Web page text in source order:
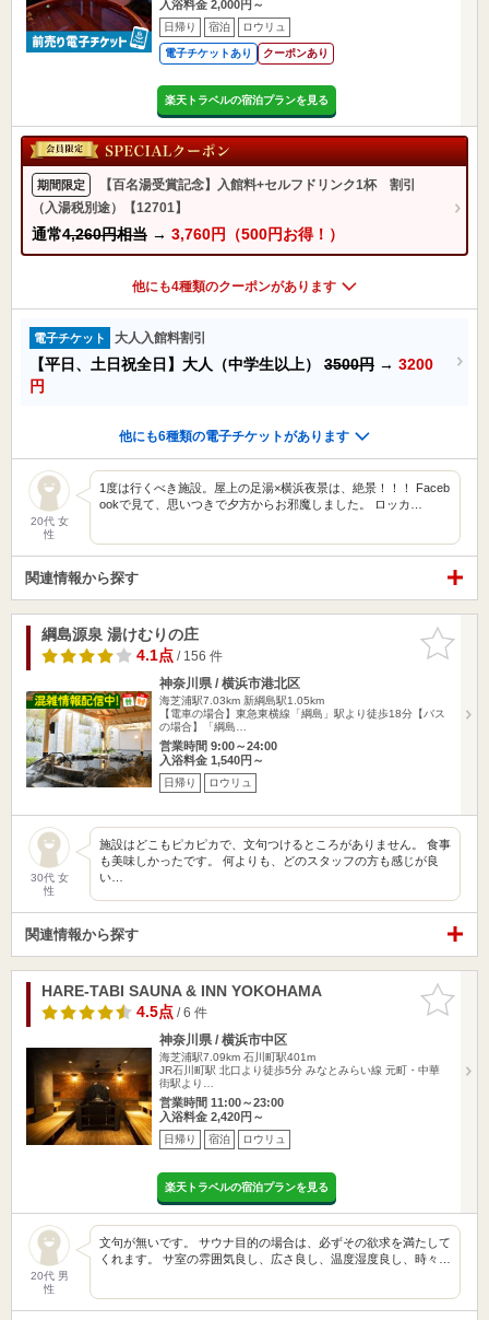
入浴料金 2,000円～
日帰り 宿泊 ロウリュ
電子チケットあり クーポンあり
楽天トラベルの宿泊プランを見る
期間限定
【百名湯受賞記念】入館料+セルフドリンク1杯 割引
（入湯税別途）【12701】
通常4,260円相当 → 3,760円（500円お得！）
他にも4種類のクーポンがあります
電子チケット 大人入館料割引
【平日、土日祝全日】大人（中学生以上） 3500円 → 3200
円
他にも6種類の電子チケットがあります
20代 女
性
1度は行くべき施設。屋上の足湯×横浜夜景は、絶景！！！ Faceb
ookで見て、思いつきで夕方からお邪魔しました。 ロッカ…
関連情報から探す
お気に入
りに追加
綱島源泉 湯けむりの庄
4.1点/ 156 件
神奈川県 / 横浜市港北区
海芝浦駅7.03km 新綱島駅1.05km
【電車の場合】東急東横線「綱島」駅より徒歩18分【バス
の場合】「綱島…
営業時間 9:00～24:00
入浴料金 1,540円～
日帰り ロウリュ
30代 女
性
施設はどこもピカピカで、文句つけるところがありません。 食事
も美味しかったです。 何よりも、どのスタッフの方も感じが良
い…
関連情報から探す
お気に入
りに追加
HARE-TABI SAUNA & INN YOKOHAMA
4.5点/ 6 件
神奈川県 / 横浜市中区
海芝浦駅7.09km 石川町駅401m
JR石川町駅 北口より徒歩5分 みなとみらい線 元町・中華
街駅より…
営業時間 11:00～23:00
入浴料金 2,420円～
日帰り 宿泊 ロウリュ
楽天トラベルの宿泊プランを見る
20代 男
性
文句が無いです。 サウナ目的の場合は、必ずその欲求を満たして
くれます。 サ室の雰囲気良し、広さ良し、温度湿度良し、時々…